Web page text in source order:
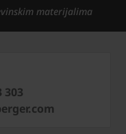
materijalima
303